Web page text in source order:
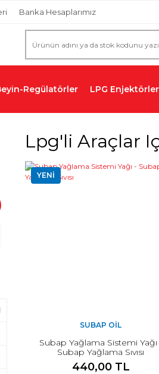
Banka Hesaplarımız
Regülatörler LPG Enjektörler
Lpg'li Araçlar
YENİ
SUBAP OIL
Subap Yağlama Sistemi Yağı
Subap Yağlama Sıvısı
440,00 TL